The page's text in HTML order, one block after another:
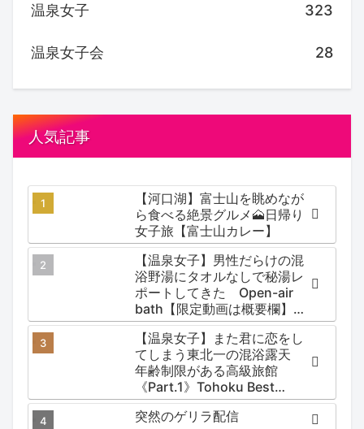
温泉女子 323
温泉女子会 28
人気記事
【河口湖】富士山を眺めなが
ら食べる絶景グルメ🗻日帰り
女子旅【富士山カレー】
【温泉女子】男性だらけの混
浴野湯にタオルなしで秘湯レ
ポートしてきた Open-air
bath【限定動画は概要欄】尻
焼温泉郷 川の湯
【温泉女子】また君に恋をし
てしまう東北一の混浴露天
年齢制限がある高級旅館
《Part.1》Tohoku Best
Secret hotspring #japan
#koteno
突然のゲリラ配信